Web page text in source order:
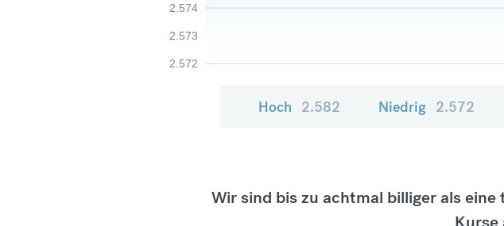
2.572
2.573
2.574
Hoch 2.582 Niedrig 2.572
Wir sind bis zu achtmal billiger als
Kurse